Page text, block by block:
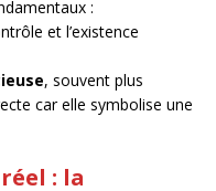
:
et l’existence
, souvent plus
car elle symbolise une
: la